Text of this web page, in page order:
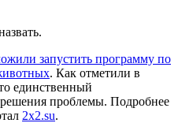
запустить программу по
. Как отметили в
единственный
проблемы. Подробнее
2x2.su.